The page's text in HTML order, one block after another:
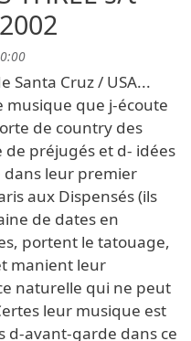
Santa Cruz / USA...
musique que j-écoute
de country des
préjugés et d- idées
dans leur premier
aux Dispensés (ils
de dates en
portent le tatouage,
manient leur
naturelle qui ne peut
leur musique est
d-avant-garde dans ce